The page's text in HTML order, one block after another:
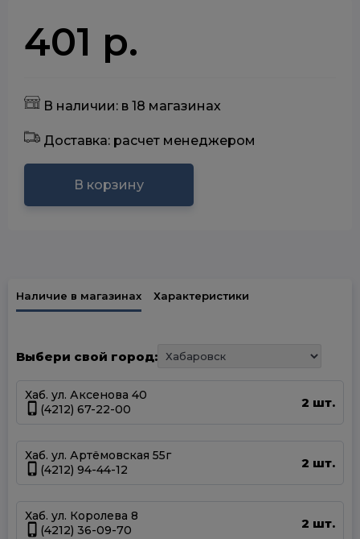
401 р.
В наличии: в 18 магазинах
Доставка: расчет менеджером
В корзину
Наличие в магазинах Характеристики
Выбери свой город:
Хаб. ул. Аксенова 40
(4212) 67-22-00
2 шт.
Хаб. ул. Артёмовская 55г
(4212) 94-44-12
2 шт.
Хаб. ул. Королева 8
(4212) 36-09-70
2 шт.